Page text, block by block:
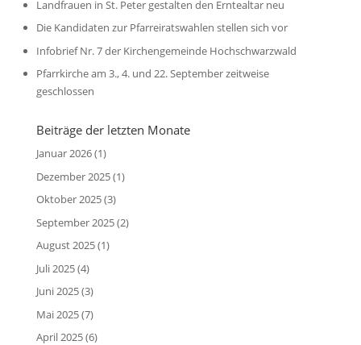
Landfrauen in St. Peter gestalten den Erntealtar neu
Die Kandidaten zur Pfarreiratswahlen stellen sich vor
Infobrief Nr. 7 der Kirchengemeinde Hochschwarzwald
Pfarrkirche am 3., 4. und 22. September zeitweise
geschlossen
Beiträge der letzten Monate
Januar 2026(1)
Dezember 2025(1)
Oktober 2025(3)
September 2025(2)
August 2025(1)
Juli 2025(4)
Juni 2025(3)
Mai 2025(7)
April 2025(6)